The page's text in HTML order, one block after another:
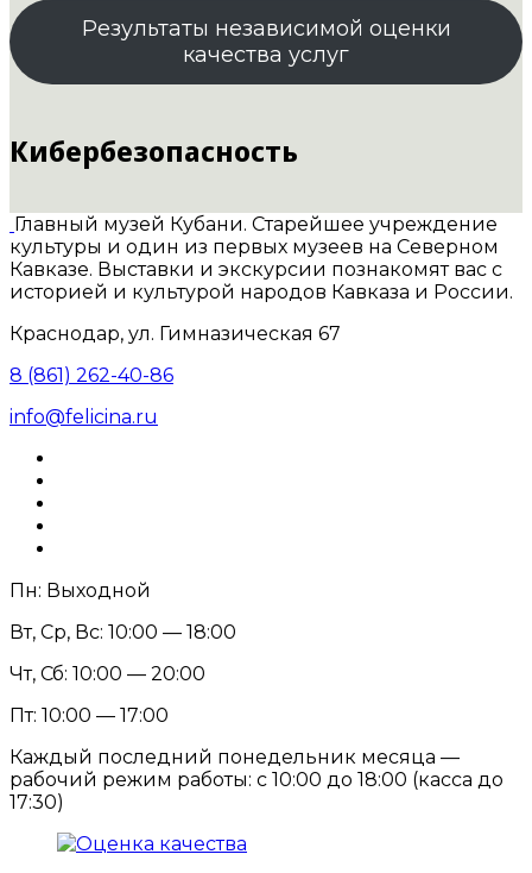
Результаты независимой оценки
качества услуг
Кибербезопасность
Главный музей Кубани. Старейшее учреждение
культуры и один из первых музеев на Северном
Кавказе. Выставки и экскурсии познакомят вас с
историей и культурой народов Кавказа и России.
Краснодар, ул. Гимназическая 67
8 (861) 262-40-86
info@felicina.ru
Пн: Выходной
Вт, Ср, Вс: 10:00 — 18:00
Чт, Сб: 10:00 — 20:00
Пт: 10:00 — 17:00
Каждый последний понедельник месяца —
рабочий режим работы: с 10:00 до 18:00 (касса до
17:30)